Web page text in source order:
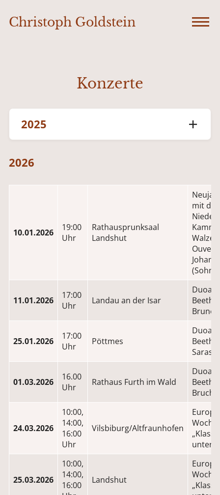
Christoph Goldstein
Konzerte
2025
2026
10.01.2026
19:00
Uhr
Rathausprunksaal
Landshut
mit
(Sohn)
11.01.2026
17:00
Uhr
Landau an der Isar
25.01.2026
17:00
Uhr
Pöttmes
01.03.2026
16.00
Uhr
Rathaus Furth im Wald
Bruch
24.03.2026
10:00,
14:00,
16:00
Uhr
Vilsbiburg/Altfraunhofen
„Klassik
25.03.2026
10:00,
14:00,
16:00
Landshut
„Klassik